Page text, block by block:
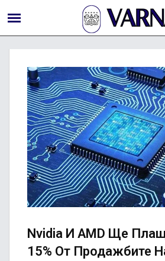
Nvidia И AMD Ще
15% От Продажбите